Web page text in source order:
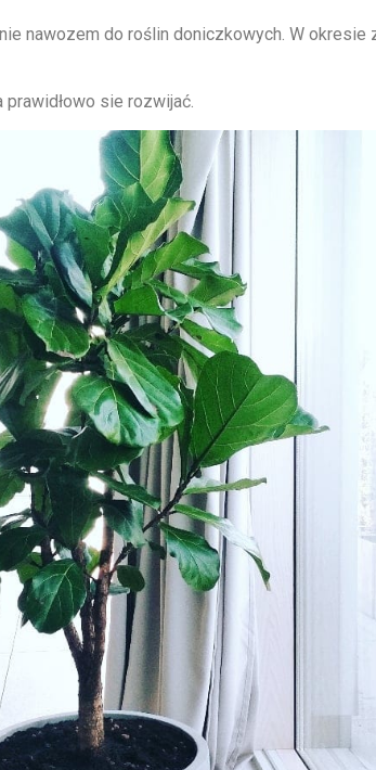
nawozem do roślin doniczkowych. W okresie
sie rozwijać.